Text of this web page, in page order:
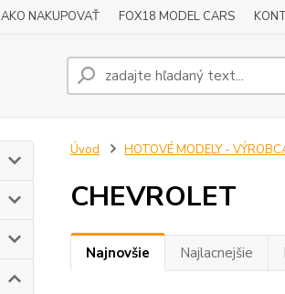
AKO NAKUPOVAŤ FOX18 MODEL CARS
Úvod HOTOVÉ MODELY -
CHEVROLET
Najnovšie Najlacnejšie